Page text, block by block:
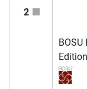
2
Edition